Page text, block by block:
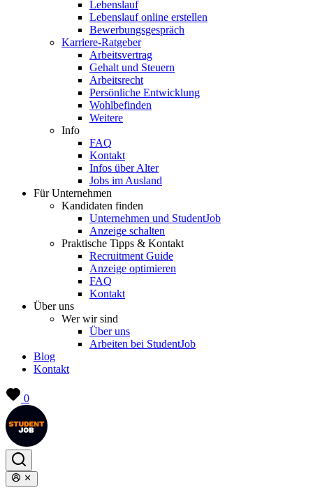
Lebenslauf
Lebenslauf online erstellen
Bewerbungsgespräch
Karriere-Ratgeber
Arbeitsvertrag
Gehalt und Steuern
Arbeitsrecht
Persönliche Entwicklung
Wohlbefinden
Weitere
Info
FAQ
Kontakt
Infos über Alter
Jobs im Ausland
Für Unternehmen
Kandidaten finden
Unternehmen und StudentJob
Anzeige schalten
Praktische Tipps & Kontakt
Recruitment Guide
Anzeige optimieren
FAQ
Kontakt
Über uns
Wer wir sind
Über uns
Arbeiten bei StudentJob
Blog
Kontakt
0